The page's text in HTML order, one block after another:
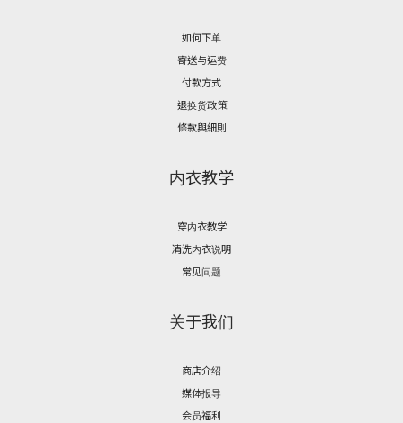
如何下单
寄送与运费
付款方式
退换货政策
條款與細則
内衣教学
穿内衣教学
清洗内衣说明
常见问题
关于我们
商店介绍
媒体报导
会员福利